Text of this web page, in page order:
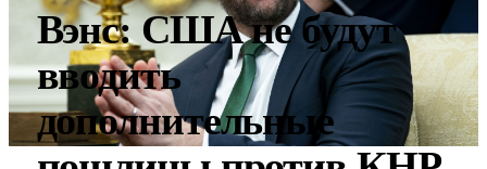
Вэнс: США не будут
вводить
дополнительные